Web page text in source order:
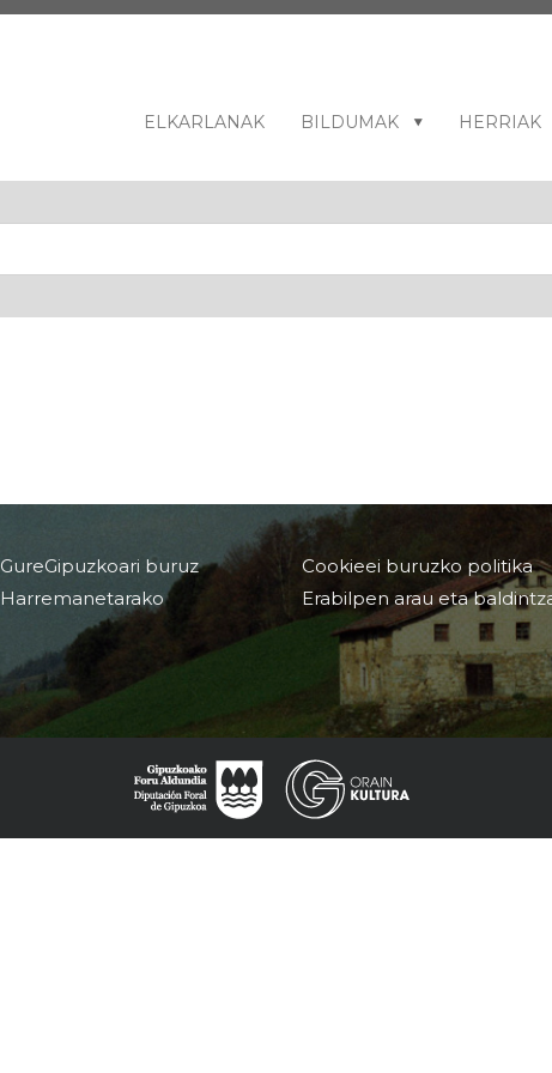
ELKARLANAK BILDUMAK HERRIAK
GureGipuzkoari buruz
Harremanetarako
Cookieei buruzko politika
Erabilpen arau eta